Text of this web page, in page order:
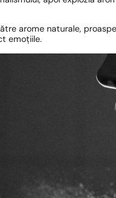
arome naturale,
emoțiile.